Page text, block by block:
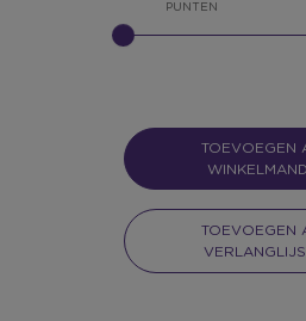
PUNTEN
GELIEVE
INPUT
TOEVOEGEN
TOEVOEGEN